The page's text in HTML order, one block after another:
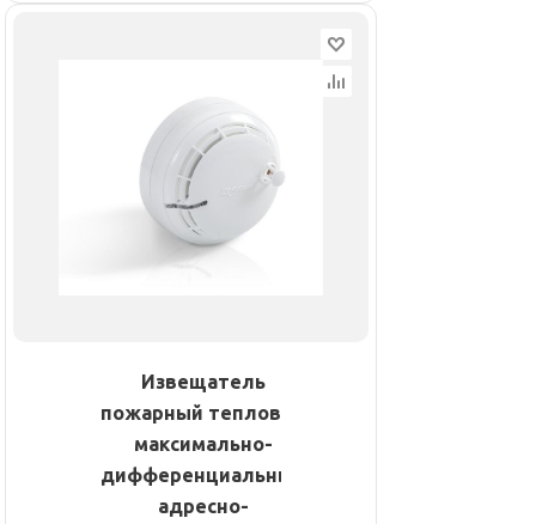
Извещатель
пожарный тепловой
максимально-
дифференциальный
адресно-